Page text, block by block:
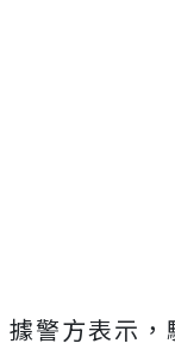
據警方表示